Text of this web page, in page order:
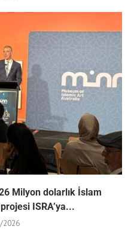
Milyon dolarlık İslam
ISRA’ya...
2026